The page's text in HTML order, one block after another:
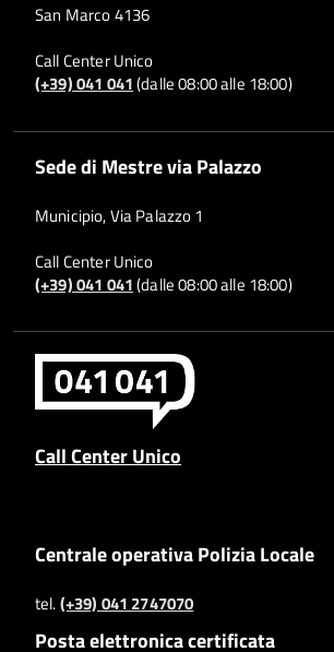
San Marco 4136
Call Center Unico
(+39) 041 041(dalle 08:00 alle 18:00)
Sede di Mestre via Palazzo
Municipio, Via Palazzo 1
Call Center Unico
(+39) 041 041(dalle 08:00 alle 18:00)
Call Center Unico
Centrale operativa Polizia Locale
tel.(+39) 041 2747070
Posta elettronica certificata